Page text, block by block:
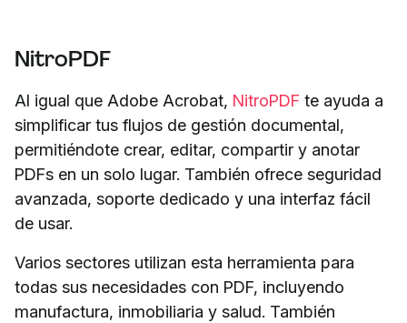
NitroPDF
Al igual que Adobe Acrobat, NitroPDF te ayuda a
simplificar tus flujos de gestión documental,
permitiéndote crear, editar, compartir y anotar
PDFs en un solo lugar. También ofrece seguridad
avanzada, soporte dedicado y una interfaz fácil
de usar.
Varios sectores utilizan esta herramienta para
todas sus necesidades con PDF, incluyendo
manufactura, inmobiliaria y salud. También